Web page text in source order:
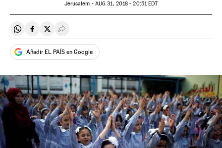
Jerusalém - AUG 31, 2018 - 20:51EDT
Compartir en Whatsapp
Compartir en Facebook
Compartir en Twitter
Desplegar Redes Sociales
Añadir EL PAÍS en Google